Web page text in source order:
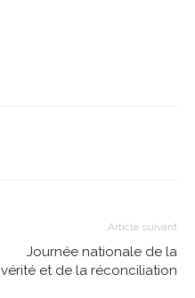
Article suivant
Journée nationale de la
vérité et de la réconciliation